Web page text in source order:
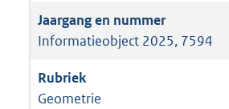
Informatieobject 2025, 7594
Geometrie